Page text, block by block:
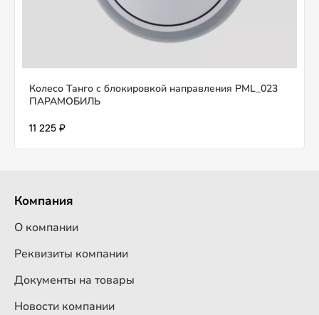
Колесо Танго с блокировкой направления PML_023
ПАРАМОБИЛЬ
11 225 ₽
Компания
О компании
Реквизиты компании
Документы на товары
Новости компании